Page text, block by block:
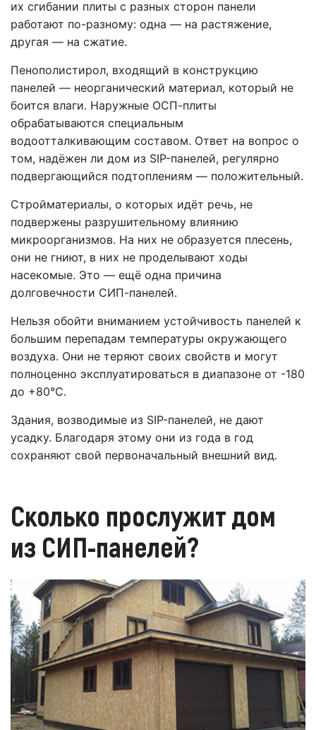
их сгибании плиты с разных сторон панели
работают по-разному: одна — на растяжение,
другая — на сжатие.
Пенополистирол, входящий в конструкцию
панелей — неорганический материал, который не
боится влаги. Наружные ОСП-плиты
обрабатываются специальным
водоотталкивающим составом. Ответ на вопрос о
том, надёжен ли дом из SIP-панелей, регулярно
подвергающийся подтоплениям — положительный.
Стройматериалы, о которых идёт речь, не
подвержены разрушительному влиянию
микроорганизмов. На них не образуется плесень,
они не гниют, в них не проделывают ходы
насекомые. Это — ещё одна причина
долговечности СИП-панелей.
Нельзя обойти вниманием устойчивость панелей к
большим перепадам температуры окружающего
воздуха. Они не теряют своих свойств и могут
полноценно эксплуатироваться в диапазоне от -180
до +80°С.
Здания, возводимые из SIP-панелей, не дают
усадку. Благодаря этому они из года в год
сохраняют свой первоначальный внешний вид.
Сколько прослужит дом
из СИП-панелей?